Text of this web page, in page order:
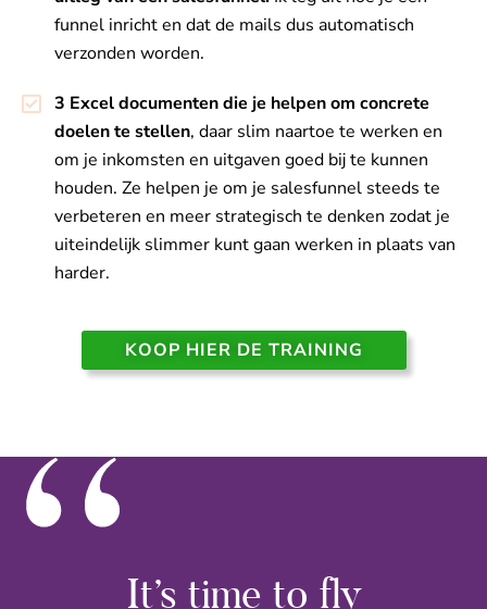
funnel inricht en dat de mails dus automatisch
verzonden worden.
3 Excel documenten die je helpen om concrete
doelen te stellen, daar slim naartoe te werken en
om je inkomsten en uitgaven goed bij te kunnen
houden. Ze helpen je om je salesfunnel steeds te
verbeteren en meer strategisch te denken zodat je
uiteindelijk slimmer kunt gaan werken in plaats van
harder.
KOOP HIER DE TRAINING
It’s time to fly